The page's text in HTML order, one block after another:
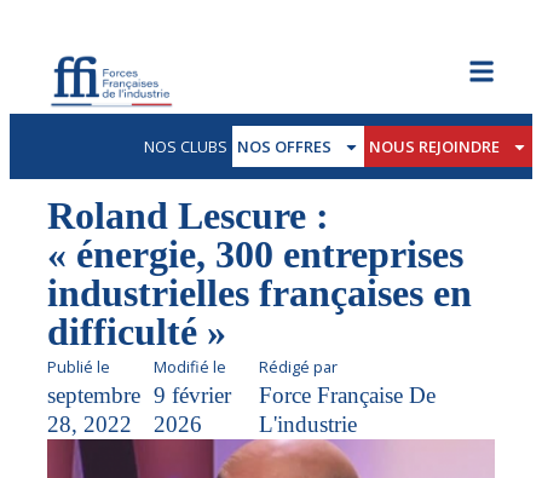
NOS CLUBS NOS OFFRES NOUS REJOINDRE
Roland Lescure :
« énergie, 300 entreprises
industrielles françaises en
difficulté »
Publié le
septembre
28, 2022
Modifié le
9 février
2026
Rédigé par
Force Française De
L'industrie